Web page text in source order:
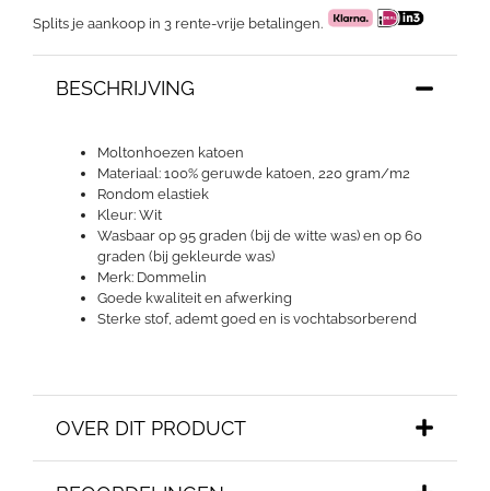
Splits je aankoop in 3 rente-vrije betalingen.
BESCHRIJVING
Moltonhoezen katoen
Materiaal: 100% geruwde katoen, 220 gram/m2
Rondom elastiek
Kleur: Wit
Wasbaar op 95 graden (bij de witte was) en op 60
graden (bij gekleurde was)
Merk: Dommelin
Goede kwaliteit en afwerking
Sterke stof, ademt goed en is vochtabsorberend
OVER DIT PRODUCT